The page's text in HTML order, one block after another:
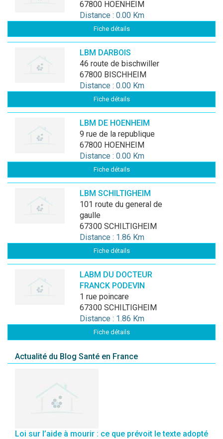
67800 HOENHEIM
Distance : 0.00 Km
Fiche détails
LBM DARBOIS
46 route de bischwiller
67800 BISCHHEIM
Distance : 0.00 Km
Fiche détails
LBM DE HOENHEIM
9 rue de la republique
67800 HOENHEIM
Distance : 0.00 Km
Fiche détails
LBM SCHILTIGHEIM
101 route du general de
gaulle
67300 SCHILTIGHEIM
Distance : 1.86 Km
Fiche détails
LABM DU DOCTEUR
FRANCK PODEVIN
1 rue poincare
67300 SCHILTIGHEIM
Distance : 1.86 Km
Fiche détails
Actualité du Blog Santé en France
Loi sur l’aide à mourir : ce que prévoit le texte adopté